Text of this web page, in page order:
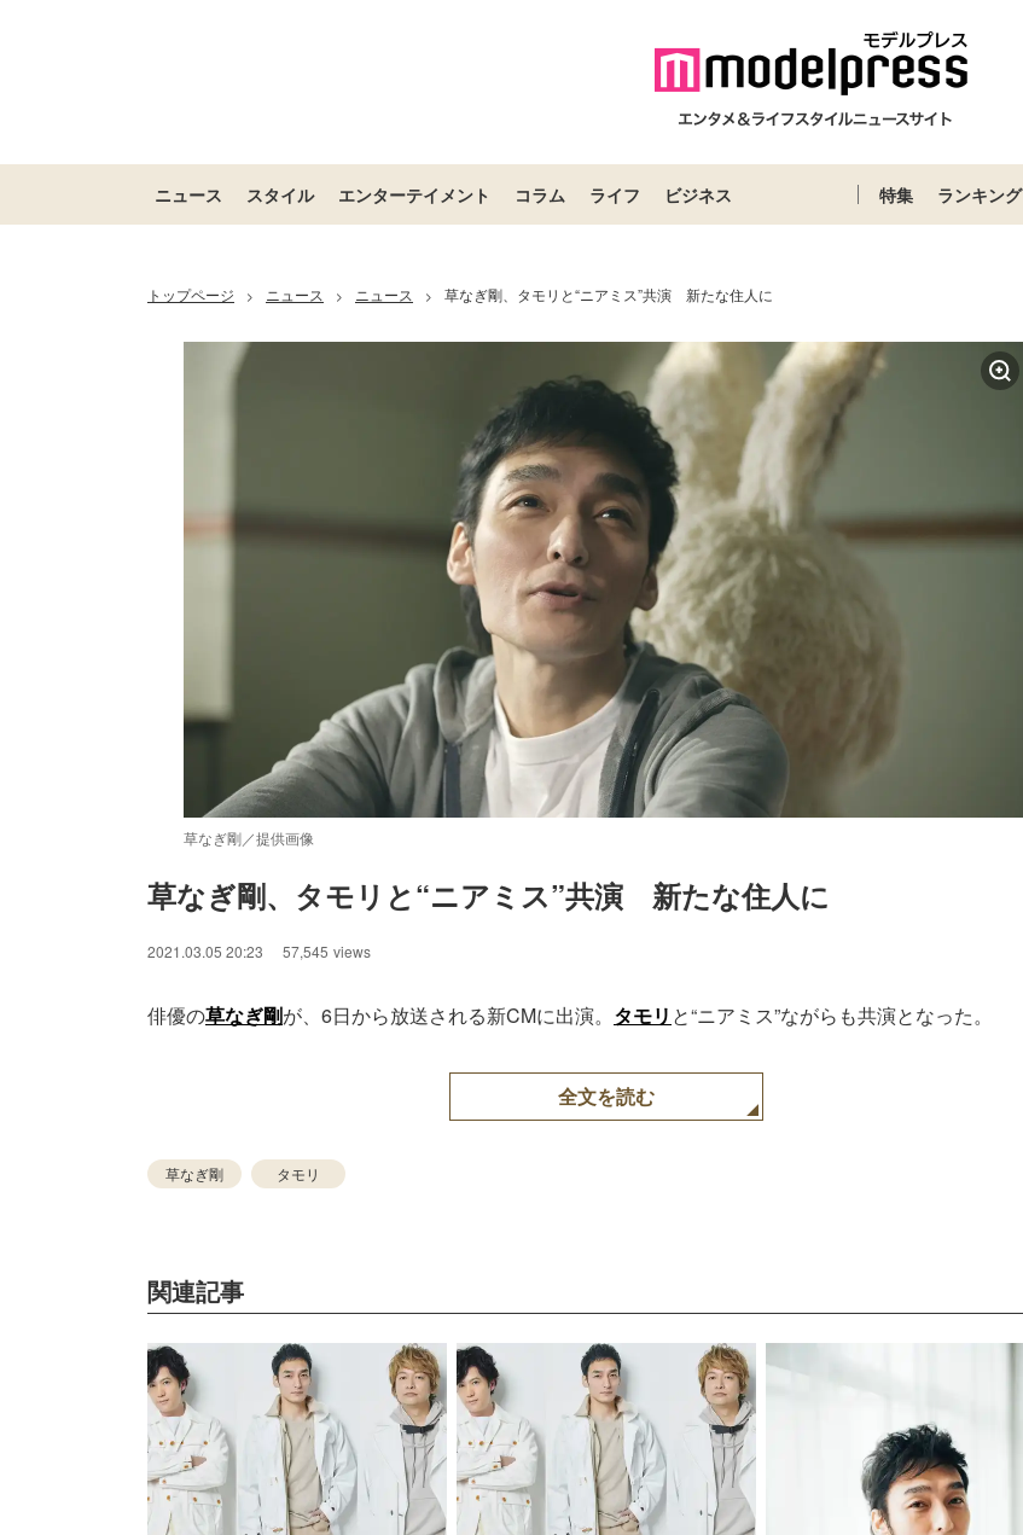
ニュース スタイル エンターテイメント コラム ライフ ビジネス 特集 ランキング
トップページ > ニュース > ニュース > 草なぎ剛、タモリと“ニアミス”共演 新たな住人に
草なぎ剛／提供画像
草なぎ剛、タモリと“ニアミス”共演　新たな住人に
2021.03.05 20:23 57,545 views
俳優の草なぎ剛が、6日から放送される新CMに出演。 タモリ と“ニアミス”ながらも共演となった。
全文を読む
草なぎ剛 タモリ
関連記事